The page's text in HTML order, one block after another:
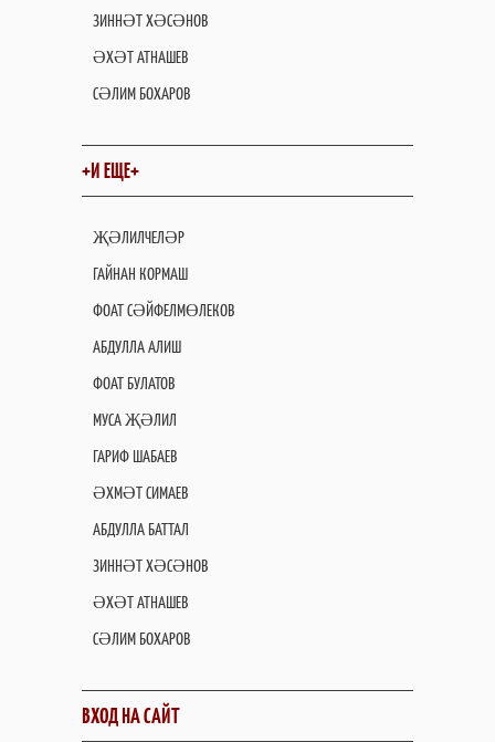
ЗИННӘТ ХӘСӘНОВ
ӘХӘТ АТНАШЕВ
СӘЛИМ БОХАРОВ
+И ЕЩЕ+
ҖӘЛИЛЧЕЛӘР
ГАЙНАН КОРМАШ
ФОАТ СӘЙФЕЛМӨЛЕКОВ
АБДУЛЛА АЛИШ
ФОАТ БУЛАТОВ
МУСА ҖӘЛИЛ
ГАРИФ ШАБАЕВ
ӘХМӘТ СИМАЕВ
АБДУЛЛА БАТТАЛ
ЗИННӘТ ХӘСӘНОВ
ӘХӘТ АТНАШЕВ
СӘЛИМ БОХАРОВ
ВХОД НА САЙТ